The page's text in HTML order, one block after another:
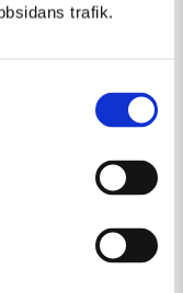
trafik.